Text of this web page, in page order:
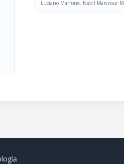
Luciano Marrone, Nabil Manzour M